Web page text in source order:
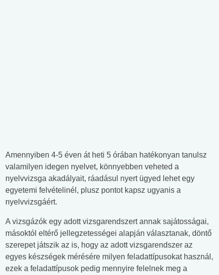
Amennyiben 4-5 éven át heti 5 órában hatékonyan tanulsz
valamilyen idegen nyelvet, könnyebben veheted a
nyelvvizsga akadályait, ráadásul nyert ügyed lehet egy
egyetemi felvételinél, plusz pontot kapsz ugyanis a
nyelvvizsgáért.
A vizsgázók egy adott vizsgarendszert annak sajátosságai,
másoktól eltérő jellegzetességei alapján választanak, döntő
szerepet játszik az is, hogy az adott vizsgarendszer az
egyes készségek mérésére milyen feladattípusokat használ,
ezek a feladattípusok pedig mennyire felelnek meg a